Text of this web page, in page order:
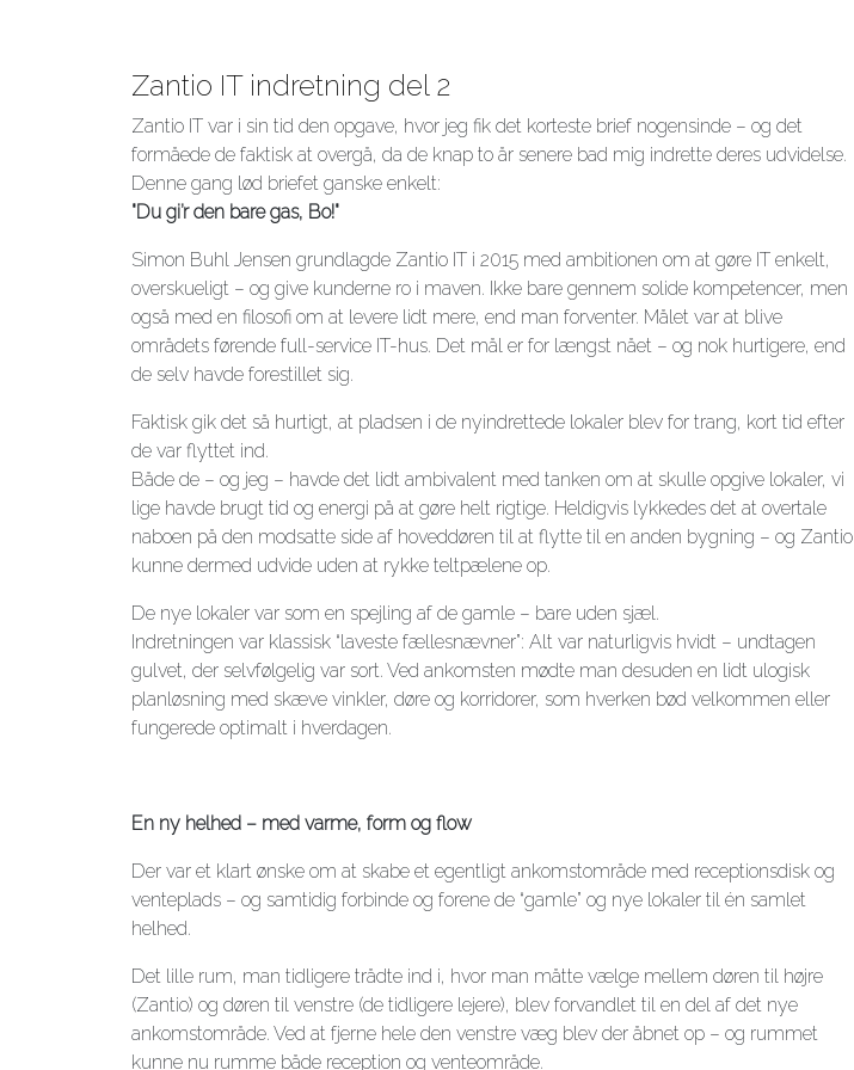
Zantio IT indretning del 2
Zantio IT var i sin tid den opgave, hvor jeg fik det korteste brief nogensinde – og det
formåede de faktisk at overgå, da de knap to år senere bad mig indrette deres udvidelse.
Denne gang lød briefet ganske enkelt:
"Du gi’r den bare gas, Bo!"
Simon Buhl Jensen grundlagde Zantio IT i 2015 med ambitionen om at gøre IT enkelt,
overskueligt – og give kunderne ro i maven. Ikke bare gennem solide kompetencer, men
også med en filosofi om at levere lidt mere, end man forventer. Målet var at blive
områdets førende full-service IT-hus. Det mål er for længst nået – og nok hurtigere, end
de selv havde forestillet sig.
Faktisk gik det så hurtigt, at pladsen i de nyindrettede lokaler blev for trang, kort tid efter
de var flyttet ind.
Både de – og jeg – havde det lidt ambivalent med tanken om at skulle opgive lokaler, vi
lige havde brugt tid og energi på at gøre helt rigtige. Heldigvis lykkedes det at overtale
naboen på den modsatte side af hoveddøren til at flytte til en anden bygning – og Zantio
kunne dermed udvide uden at rykke teltpælene op.
De nye lokaler var som en spejling af de gamle – bare uden sjæl.
Indretningen var klassisk “laveste fællesnævner”: Alt var naturligvis hvidt – undtagen
gulvet, der selvfølgelig var sort. Ved ankomsten mødte man desuden en lidt ulogisk
planløsning med skæve vinkler, døre og korridorer, som hverken bød velkommen eller
fungerede optimalt i hverdagen.
En ny helhed – med varme, form og flow
Der var et klart ønske om at skabe et egentligt ankomstområde med receptionsdisk og
venteplads – og samtidig forbinde og forene de “gamle” og nye lokaler til én samlet
helhed.
Det lille rum, man tidligere trådte ind i, hvor man måtte vælge mellem døren til højre
(Zantio) og døren til venstre (de tidligere lejere), blev forvandlet til en del af det nye
ankomstområde. Ved at fjerne hele den venstre væg blev der åbnet op – og rummet
kunne nu rumme både reception og venteområde.